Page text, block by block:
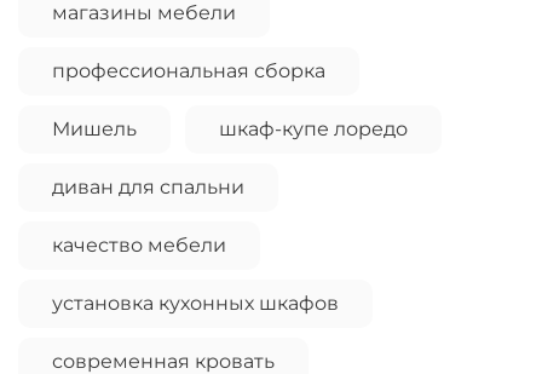
магазины мебели
профессиональная сборка
Мишель шкаф-купе лоредо
диван для спальни
качество мебели
установка кухонных шкафов
современная кровать